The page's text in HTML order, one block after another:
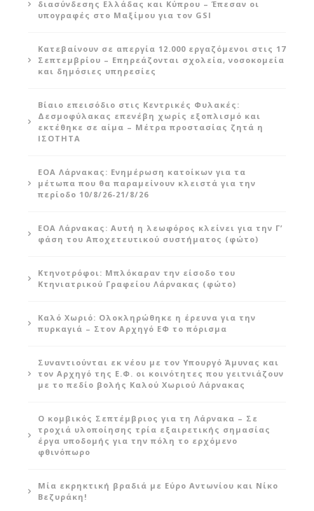
διασύνδεσης Ελλάδας και Κύπρου – Έπεσαν οι
υπογραφές στο Μαξίμου για τον GSI
Κατεβαίνουν σε απεργία 12.000 εργαζόμενοι στις 17
Σεπτεμβρίου – Επηρεάζονται σχολεία, νοσοκομεία
και δημόσιες υπηρεσίες
Βίαιο επεισόδιο στις Κεντρικές Φυλακές:
Δεσμοφύλακας επενέβη χωρίς εξοπλισμό και
εκτέθηκε σε αίμα – Μέτρα προστασίας ζητά η
ΙΣΟΤΗΤΑ
ΕΟΑ Λάρνακας: Ενημέρωση κατοίκων για τα
μέτωπα που θα παραμείνουν κλειστά για την
περίοδο 10/8/26-21/8/26
ΕΟΑ Λάρνακας: Αυτή η λεωφόρος κλείνει για την Γ’
φάση του Αποχετευτικού συστήματος (φώτο)
Κτηνοτρόφοι: Μπλόκαραν την είσοδο του
Κτηνιατρικού Γραφείου Λάρνακας (φώτο)
Καλό Χωριό: Ολοκληρώθηκε η έρευνα για την
πυρκαγιά – Στον Αρχηγό ΕΦ το πόρισμα
Συναντιούνται εκ νέου με τον Υπουργό Άμυνας και
τον Αρχηγό της Ε.Φ. οι κοινότητες που γειτνιάζουν
με το πεδίο βολής Καλού Χωριού Λάρνακας
Ο κομβικός Σεπτέμβριος για τη Λάρνακα – Σε
τροχιά υλοποίησης τρία εξαιρετικής σημασίας
έργα υποδομής για την πόλη το ερχόμενο
φθινόπωρο
Μία εκρηκτική βραδιά με Εύρο Αντωνίου και Νίκο
Βεζυράκη!